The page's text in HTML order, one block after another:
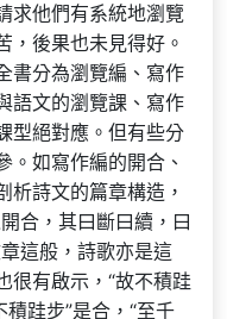
求他們有系統地瀏覽
，後果也未見得好。
書分為瀏覽編、寫作
語文的瀏覽課、寫作
型絕對應。但有些分
。如寫作編的開合、
析詩文的篇章構造，
合，其曰斷曰續，曰
這般，詩歌亦是這
很有啟示，“故不積跬
跬步”是合，“至千